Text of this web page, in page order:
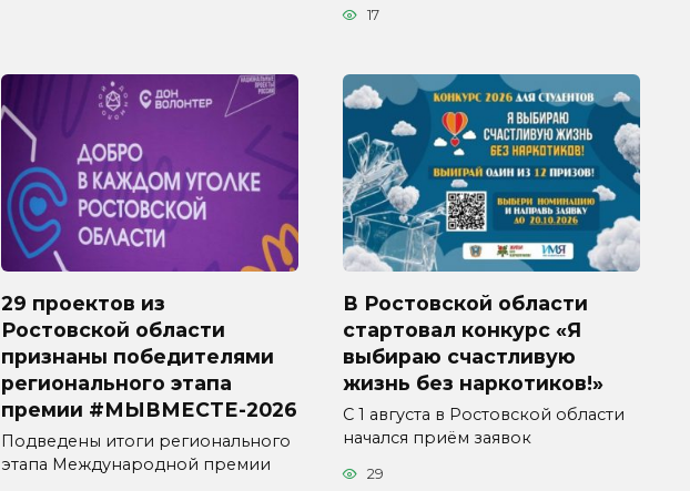
17
29 проектов из
Ростовской области
признаны победителями
регионального этапа
премии #МЫВМЕСТЕ-2026
Подведены итоги регионального
этапа Международной премии
В Ростовской области
стартовал конкурс «Я
выбираю счастливую
жизнь без наркотиков!»
С 1 августа в Ростовской области
начался приём заявок
29